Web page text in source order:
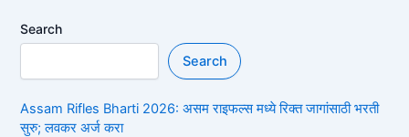
Search
Search
Assam Rifles Bharti 2026: असम राइफल्स मध्ये रिक्त जागांसाठी भरती
सुरु; लवकर अर्ज करा